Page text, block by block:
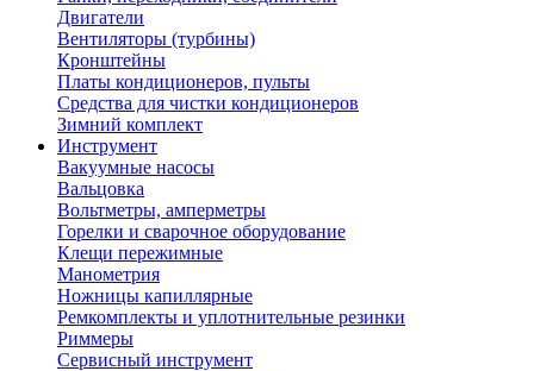
Двигатели
Вентиляторы (турбины)
Кронштейны
Платы кондиционеров, пульты
Средства для чистки кондиционеров
Зимний комплект
Инструмент
Вакуумные насосы
Вальцовка
Вольтметры, амперметры
Горелки и сварочное оборудование
Клещи пережимные
Манометрия
Ножницы капиллярные
Ремкомплекты и уплотнительные резинки
Риммеры
Сервисный инструмент